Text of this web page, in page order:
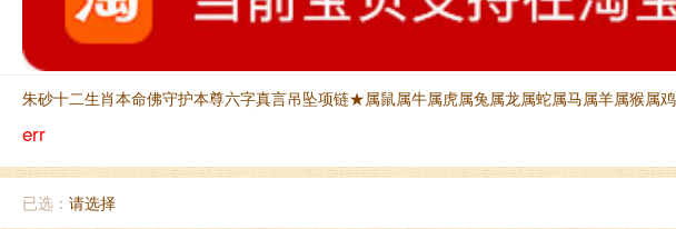
朱砂十二生肖本命佛守护本尊六字真言吊坠项链★属鼠属牛属虎属兔属龙属蛇属马属羊属猴属
err
已选： 请选择